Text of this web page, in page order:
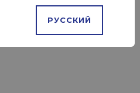
РУССКИЙ